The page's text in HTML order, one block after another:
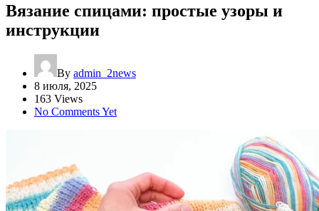
Вязание спицами: простые узоры и
инструкции
By admin_2news
8 июля, 2025
163 Views
No Comments Yet